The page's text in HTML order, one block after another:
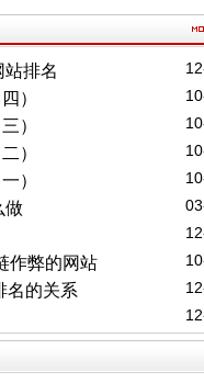
排名
）
）
）
）
做
作弊的网站
名的关系